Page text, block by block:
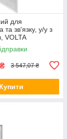
для
та зв'язку, у/у з
VOLTA
Хагер, шафа
₴ 3 547,07 ₴
Купити